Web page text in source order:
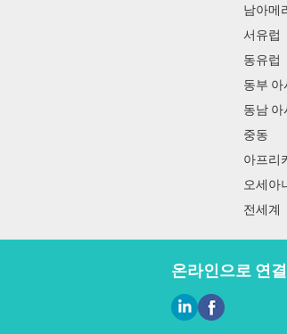
남아메
서유럽
동유럽
동부 아
동남 아
중동
아프리
오세아
전세계
온라인으로 연